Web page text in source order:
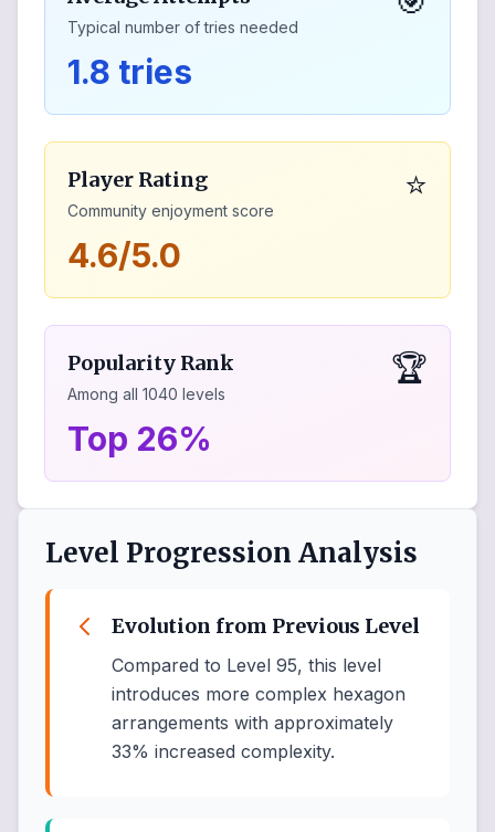
Typical number of tries needed
1.8 tries
Player Rating
Community enjoyment score
⭐
4.6/5.0
Popularity Rank
Among all 1040 levels
🏆
Top 26%
Level Progression Analysis
Evolution from Previous Level
Compared to Level 95, this level
introduces more complex hexagon
arrangements with approximately
33% increased complexity.